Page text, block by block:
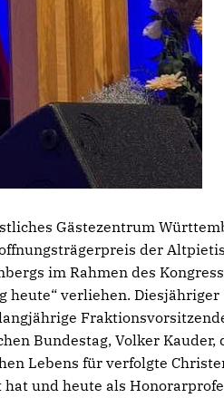
Gästezentrum
der
im Rahmen des
heute“ verliehen. Diesjähriger
Bundestag, Volker Kauder,
Lebens für verfolgte
und heute als